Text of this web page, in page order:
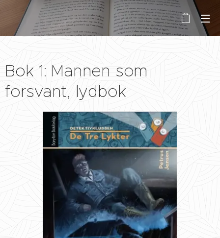
Bok 1: Mannen som
forsvant, lydbok